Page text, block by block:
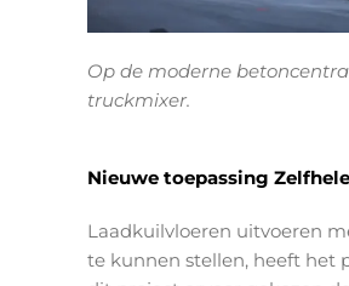
Op de moderne
truckmixer.
Nieuwe toepassing
Laadkuilvloeren uitvoeren
te kunnen stellen, heeft het